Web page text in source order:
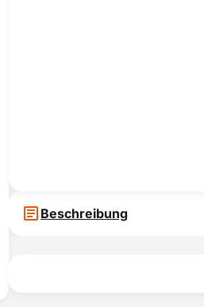
Beschreibung